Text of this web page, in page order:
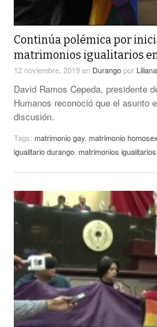
A MEDIA MAÑANA
A TODA LEY
LA MEJOR 97.1 ESTÉREO
ACTUALIDADES GREM
PULSO
LA MEJOR INFORMACIÓN
Continúa polémica por
matrimonios igualitarios
12 noviembre, 2019en Durangopor
David Ramos Cepeda, presidente
Humanos reconoció que el asunto
discusión.
Tags: matrimonio gay, matrimonio
igualitario durango, matrimonios igualitarios